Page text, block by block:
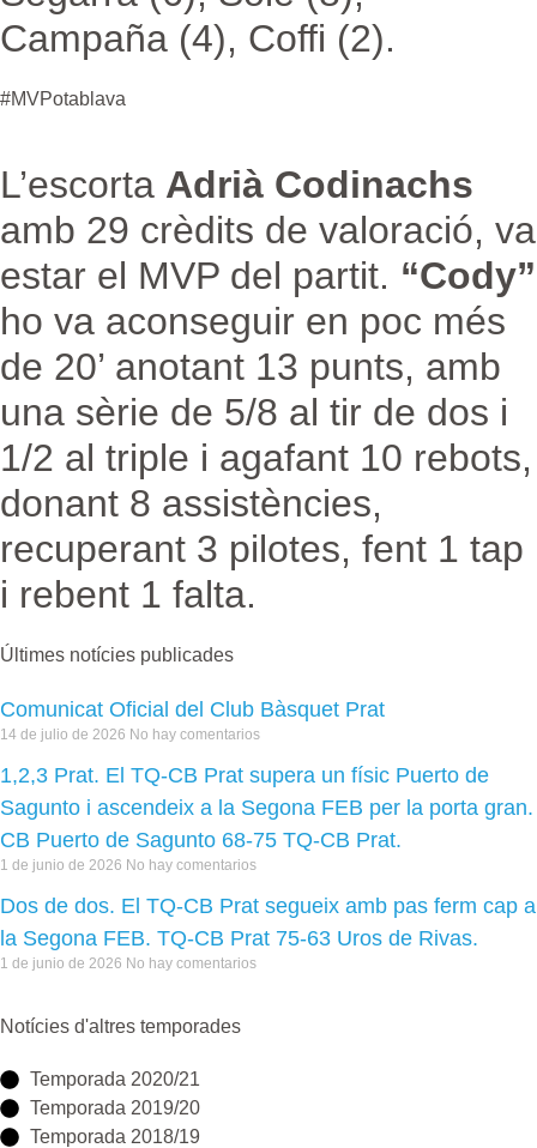
Campaña (4), Coffi (2).
#MVPotablava
L’escorta Adrià Codinachs
amb 29 crèdits de valoració, va
estar el MVP del partit. “Cody”
ho va aconseguir en poc més
de 20’ anotant 13 punts, amb
una sèrie de 5/8 al tir de dos i
1/2 al triple i agafant 10 rebots,
donant 8 assistències,
recuperant 3 pilotes, fent 1 tap
i rebent 1 falta.
Últimes notícies publicades
Comunicat Oficial del Club Bàsquet Prat
14 de julio de 2026 No hay comentarios
1,2,3 Prat. El TQ-CB Prat supera un físic Puerto de
Sagunto i ascendeix a la Segona FEB per la porta gran.
CB Puerto de Sagunto 68-75 TQ-CB Prat.
1 de junio de 2026 No hay comentarios
Dos de dos. El TQ-CB Prat segueix amb pas ferm cap a
la Segona FEB. TQ-CB Prat 75-63 Uros de Rivas.
1 de junio de 2026 No hay comentarios
Notícies d'altres temporades
Temporada 2020/21
Temporada 2019/20
Temporada 2018/19